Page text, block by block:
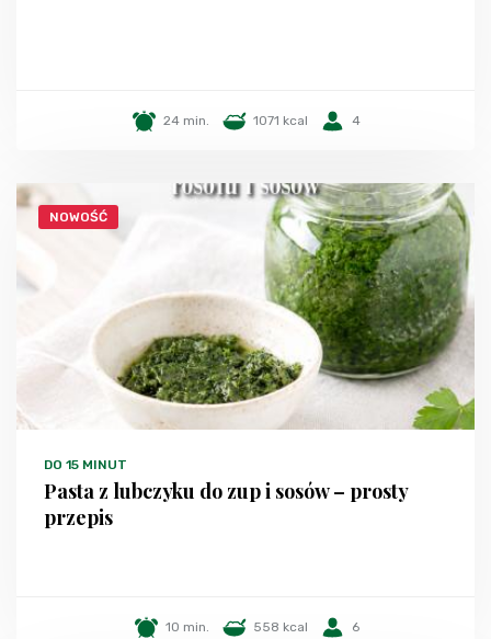
24 min. 1071 kcal 4
NOWOŚĆ
DO 15 MINUT
Pasta z lubczyku do zup i sosów – prosty
przepis
10 min. 558 kcal 6